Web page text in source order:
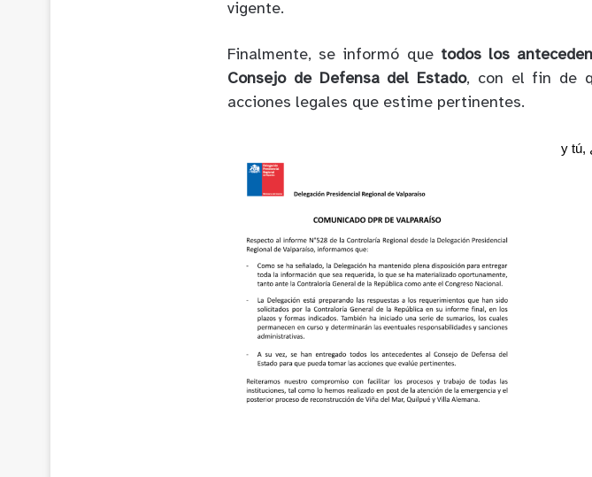
vigente.
Finalmente, se informó que todos los
Consejo de Defensa del Estado, con el fin de
acciones legales que estime pertinentes.
y tú,